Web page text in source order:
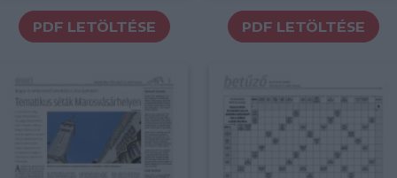
PDF LETÖLTÉSE PDF LETÖLTÉSE